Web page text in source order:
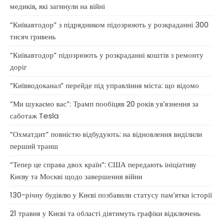
медиків, які загинули на війні
“Київавтодор” з підрядником підозрюють у розкраданні 300
тисяч гривень
“Київавтодор” підозрюють у розкраданні коштів з ремонту
доріг
“Київводоканал” перейде під управління міста: що відомо
“Ми шукаємо вас”: Трамп пообіцяв 20 років ув’язнення за
саботаж Tesla
“Охматдит” повністю відбудують: на відновлення виділили
перший транш
“Тепер це справа двох країн”: США передають ініціативу
Києву та Москві щодо завершення війни
130-річну будівлю у Києві позбавили статусу памʼятки історії
21 травня у Києві та області діятимуть графіки відключень